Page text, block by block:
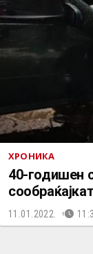
ХРОНИКА
40-годишен
11.01.2022.